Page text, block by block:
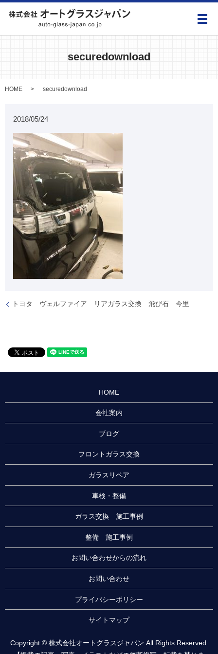
メ
securedownload
HOME securedownload
2018/05/24
トヨタ ヴェルファイア リアガラス交換 飛び石 今里
HOME
会社案内
ブログ
フロントガラス交換
ガラスリペア
車検・整備
ガラス交換 施工事例
整備 施工事例
お問い合わせからの流れ
お問い合わせ
プライバシーポリシー
サイトマップ
Copyright © 株式会社オートグラスジャパン All Rights Reserved.